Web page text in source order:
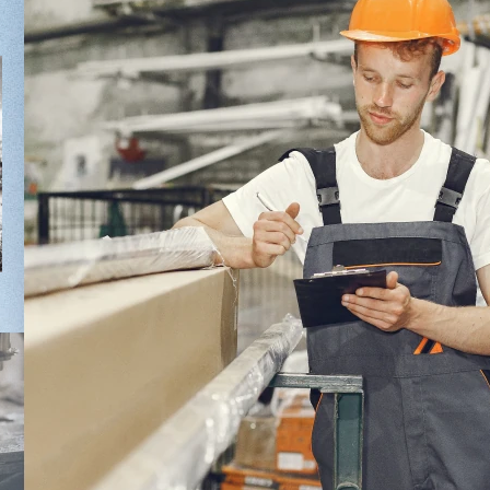
Вакуумный стопоукладчик VS-
5/1
2 432 000 ₽
2 680 000 ₽
Артикул: 3090
Длина шпона: 1700 мм
Ширина шпона: 1700 мм
Толщина шпона: 1,0 - 3,0 мм
Масса: 4800 кг
Подробнее
3 624
3 736 000
Артикул:
Длина
Ø чурака:
Толщина
Мощность: